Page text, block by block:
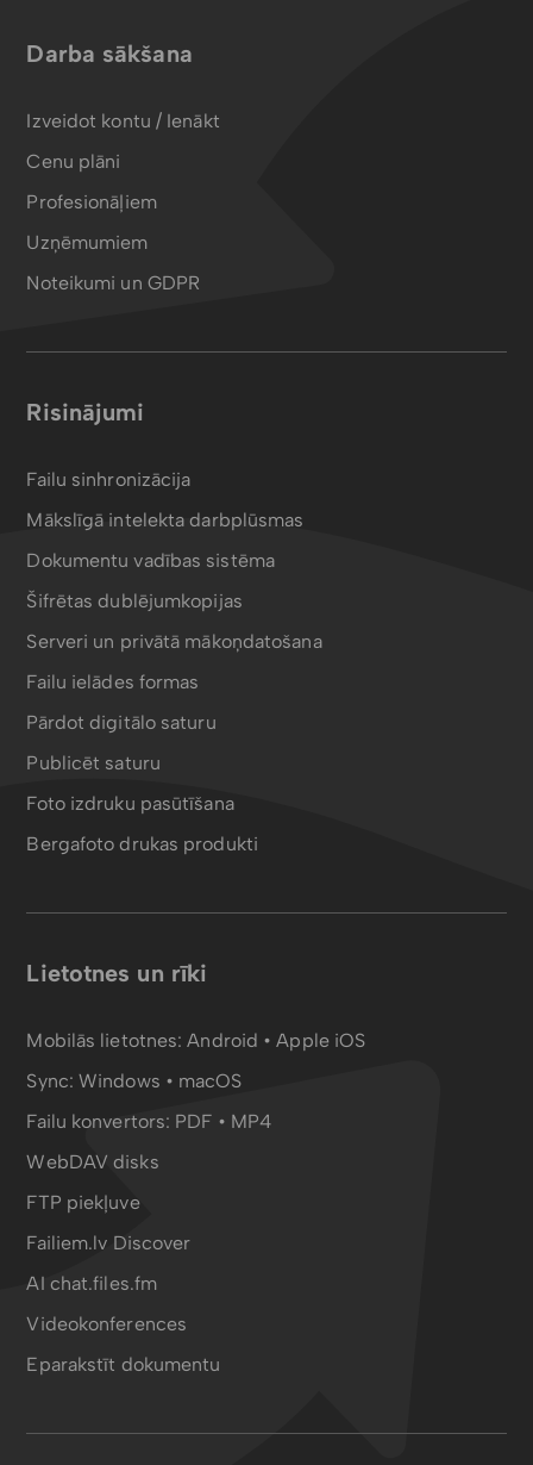
Darba sākšana
Izveidot kontu / Ienākt
Cenu plāni
Profesionāļiem
Uzņēmumiem
Noteikumi un GDPR
Risinājumi
Failu sinhronizācija
Mākslīgā intelekta darbplūsmas
Dokumentu vadības sistēma
Šifrētas dublējumkopijas
Serveri un privātā mākoņdatošana
Failu ielādes formas
Pārdot digitālo saturu
Publicēt saturu
Foto izdruku pasūtīšana
Bergafoto drukas produkti
Lietotnes un rīki
Mobilās lietotnes:Android •Apple iOS
Sync:Windows • macOS
Failu konvertors: PDF • MP4
WebDAV disks
FTP piekļuve
Failiem.lv Discover
AI chat.files.fm
Videokonferences
Eparakstīt dokumentu